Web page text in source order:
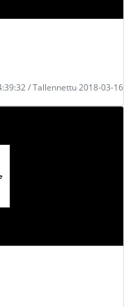
/ Tallennettu 2018-03-16